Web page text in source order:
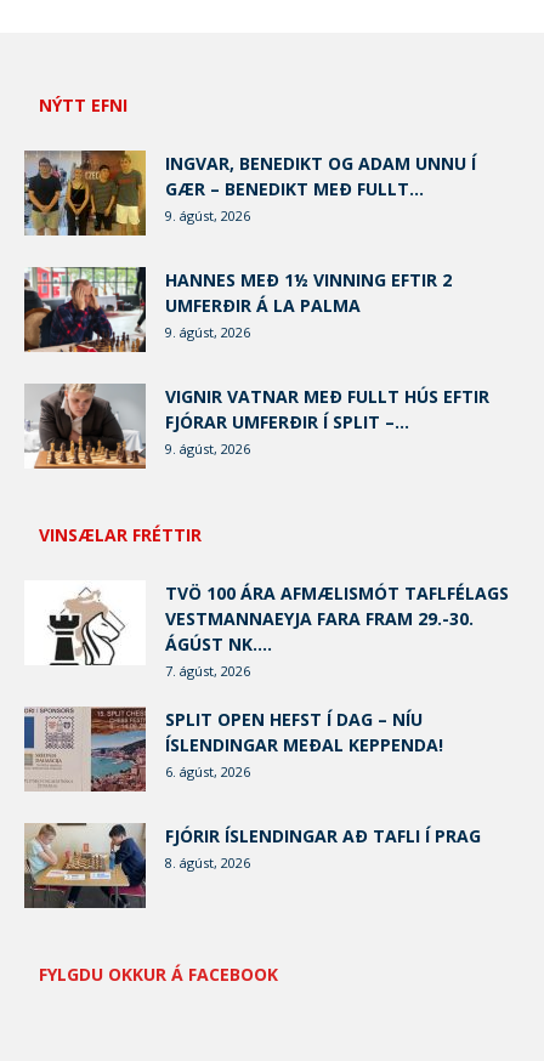
NÝTT EFNI
INGVAR, BENEDIKT OG ADAM UNNU Í
GÆR – BENEDIKT MEÐ FULLT...
9. ágúst, 2026
HANNES MEÐ 1½ VINNING EFTIR 2
UMFERÐIR Á LA PALMA
9. ágúst, 2026
VIGNIR VATNAR MEÐ FULLT HÚS EFTIR
FJÓRAR UMFERÐIR Í SPLIT –...
9. ágúst, 2026
VINSÆLAR FRÉTTIR
TVÖ 100 ÁRA AFMÆLISMÓT TAFLFÉLAGS
VESTMANNAEYJA FARA FRAM 29.-30.
ÁGÚST NK....
7. ágúst, 2026
SPLIT OPEN HEFST Í DAG – NÍU
ÍSLENDINGAR MEÐAL KEPPENDA!
6. ágúst, 2026
FJÓRIR ÍSLENDINGAR AÐ TAFLI Í PRAG
8. ágúst, 2026
FYLGDU OKKUR Á FACEBOOK